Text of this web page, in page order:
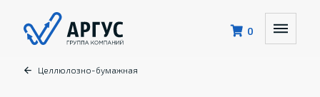
0
Целлюлозно-бумажная